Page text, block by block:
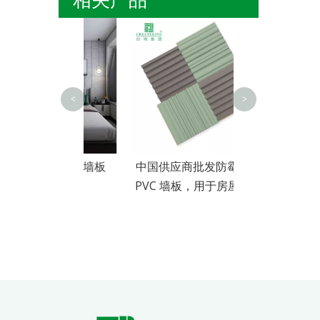
中国供应商批发防霉室内
PVC 墙板，用于房屋装饰
< >